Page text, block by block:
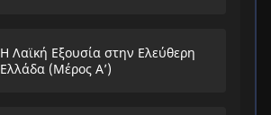
Η Λαϊκή Εξουσία στην Ελεύθερη
Ελλάδα (Μέρος Α’)